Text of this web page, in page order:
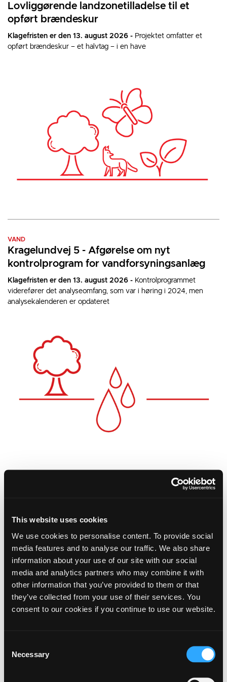
This website uses cookies
We use cookies to personalise content. To provide social
media features and to analyse our traffic. We also share
information about your use of our site with our social
media and analytics partners who may combine it with
other information that you’ve provided to them or that
they’ve collected from your use of their services. You
consent to our cookies if you continue to use our website.
Selection
Necessary
Lovliggørende landzonetilladelse til et
opført brændeskur
Klagefristen er den 13. august 2026 - Projektet omfatter et
opført brændeskur – et halvtag – i en have
VAND
Kragelundvej 5 - Afgørelse om nyt
kontrolprogram for vandforsyningsanlæg
Klagefristen er den 13. august 2026 - Kontrolprogrammet
viderefører det analyseomfang, som var i høring i 2024, men
analysekalenderen er opdateret
Landzonetilladelse
Klagefristen er den 13. august 2026 -Opførelse af en
antennemast på 42 meter med tilhørende teknikskab.